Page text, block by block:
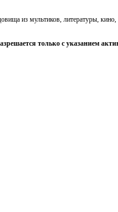
из мультиков, литературы,
только с указанием